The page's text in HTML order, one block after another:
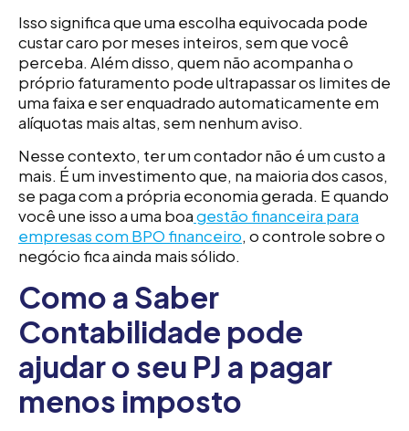
Isso significa que uma escolha equivocada pode
custar caro por meses inteiros, sem que você
perceba. Além disso, quem não acompanha o
próprio faturamento pode ultrapassar os limites de
uma faixa e ser enquadrado automaticamente em
alíquotas mais altas, sem nenhum aviso.
Nesse contexto, ter um contador não é um custo a
mais. É um investimento que, na maioria dos casos,
se paga com a própria economia gerada. E quando
você une isso a uma boagestão financeira para
empresas com BPO financeiro, o controle sobre o
negócio fica ainda mais sólido.
Como a Saber
Contabilidade pode
ajudar o seu PJ a pagar
menos imposto